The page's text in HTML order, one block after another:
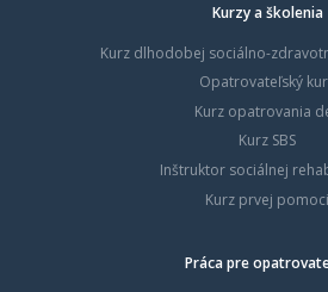
Kurzy a školenia
Kurz dlhodobej sociálno-
Opatrovateľský
Kurz opatrovania
Kurz SBS
Inštruktor sociálnej
Kurz prvej pomoci
Práca pre